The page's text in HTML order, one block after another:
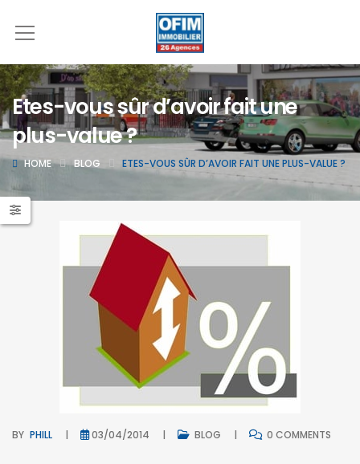
Etes-vous sûr d’avoir fait une
plus-value ?
HOME BLOG ETES-VOUS SÛR D’AVOIR FAIT UNE PLUS-VALUE ?
BY PHILL 03/04/2014 BLOG 0 COMMENTS